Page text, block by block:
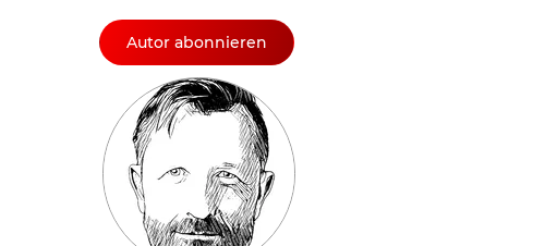
Autor abonnieren